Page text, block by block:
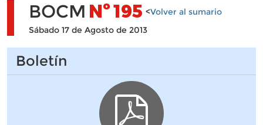
BOCM Nº195 <Volver al sumario
Sábado 17 de Agosto de 2013
Boletín